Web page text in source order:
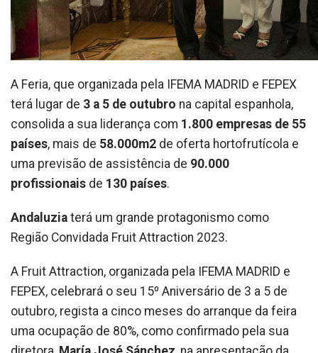
A Feria, que organizada pela IFEMA MADRID e FEPEX
terá lugar de 3 a 5 de outubro na capital espanhola,
consolida a sua liderança com 1.800 empresas de 55
países, mais de 58.000m2 de oferta hortofrutícola e
uma previsão de assistência de 90.000
profissionais de 130 países.
Andaluzia terá um grande protagonismo como
Região Convidada Fruit Attraction 2023.
A Fruit Attraction, organizada pela IFEMA MADRID e
FEPEX, celebrará o seu 15º Aniversário de 3 a 5 de
outubro, regista a cinco meses do arranque da feira
uma ocupação de 80%, como confirmado pela sua